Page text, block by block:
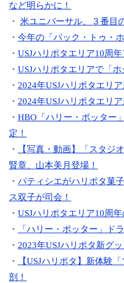
など明らかに！
・ 米ユニバーサル、３番目
・ 今年の「バック・トゥ・
・ USJハリポタエリア10周
・ USJハリポタエリアで「
・ 2024年USJハリポタエリ
・ 2024年USJハリポタエリ
・ HBO「ハリー・ポッター
定！
・
【写真・動画】「スタジ
賢章、山本美月登場！
・ パティシエがハリポタ菓
ス双子が司会！
・ USJハリポタエリア10周
・
「ハリー・ポッター」ド
・ 2023年USJハリポタ新グ
・
【USJハリポタ】新体験
剖！